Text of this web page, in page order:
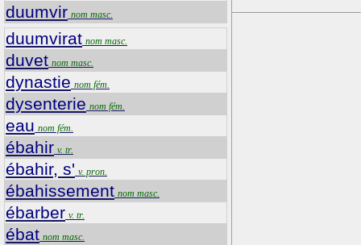
duumvir nom masc.
duumvirat nom masc.
duvet nom masc.
dynastie nom fém.
dysenterie nom fém.
eau nom fém.
ébahir v. tr.
ébahir, s' v. pron.
ébahissement nom masc.
ébarber v. tr.
ébat nom masc.